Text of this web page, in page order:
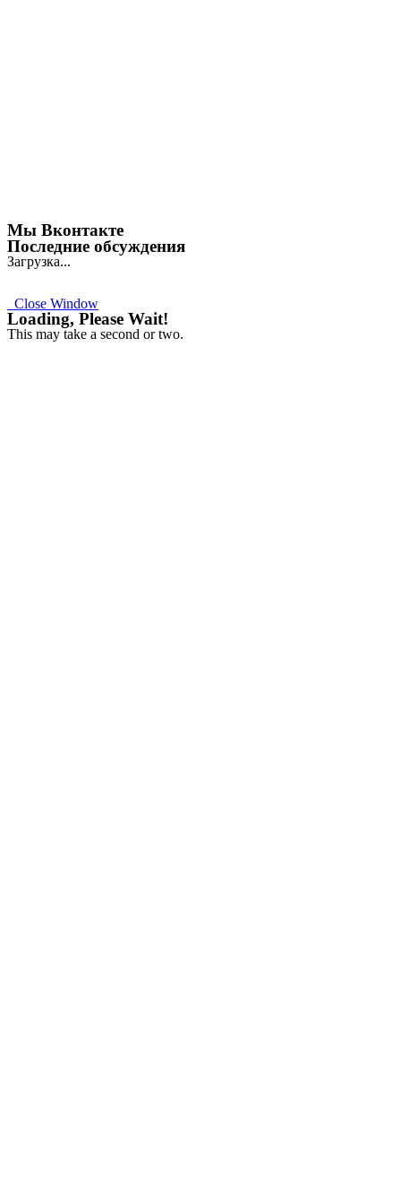
Мы Вконтакте
Последние обсуждения
Загрузка...
Close Window
Loading, Please Wait!
This may take a second or two.